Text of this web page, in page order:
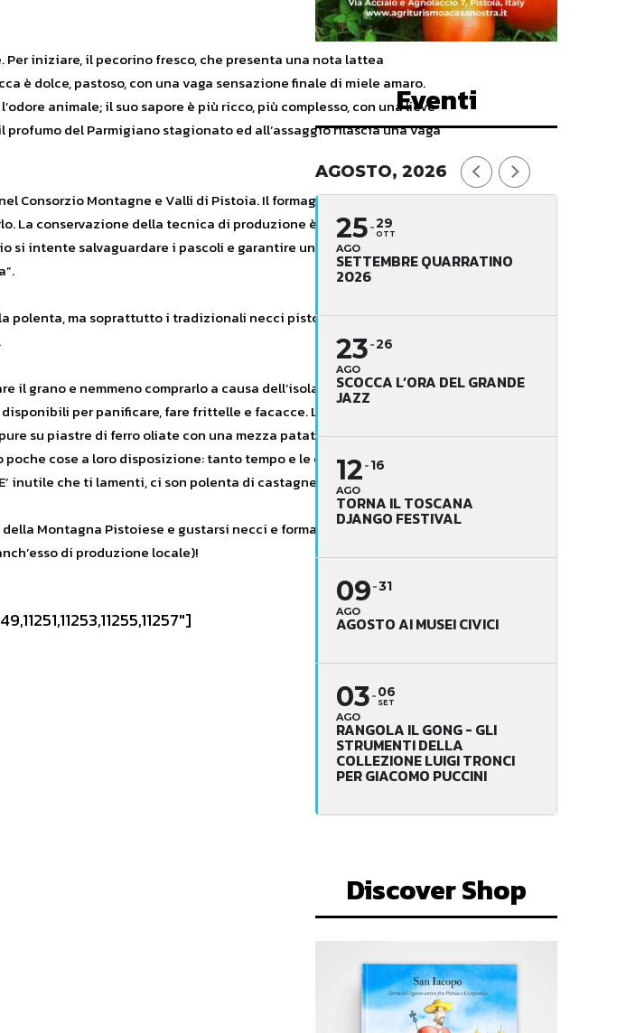
iniziare, il pecorino fresco, che presenta una nota lattea
è dolce, pastoso, con una vaga sensazione finale di miele amaro.
animale; il suo sapore è più ricco, più complesso, con una lieve
del Parmigiano stagionato ed all’assaggio rilascia una vaga
Consorzio Montagne e Valli di Pistoia. Il formaggio viene
La conservazione della tecnica di produzione è di interesse
si intente salvaguardare i pascoli e garantire una giusta
polenta, ma soprattutto i tradizionali necci pistoiesi – le
il grano e nemmeno comprarlo a causa dell’isolamento e della
per panificare, fare frittelle e facacce. La tradizione vuole
su piastre di ferro oliate con una mezza patata avvolta in un
cose a loro disposizione: tanto tempo e le castagne, come dice
inutile che ti lamenti, ci son polenta di castagne e acqua”.
Montagna Pistoiese e gustarsi necci e formaggi di produzione
di produzione locale)!
Eventi
AGOSTO, 2026
25
AGO
29
OTT
SETTEMBRE QUARRATINO
2026
23
AGO
26
SCOCCA L’ORA DEL GRANDE
JAZZ
12
AGO
16
TORNA IL TOSCANA
DJANGO FESTIVAL
09
AGO
31
AGOSTO AI MUSEI CIVICI
03
AGO
06
SET
RANGOLA IL GONG - GLI
STRUMENTI DELLA
COLLEZIONE LUIGI TRONCI
PER GIACOMO PUCCINI
Discover Shop